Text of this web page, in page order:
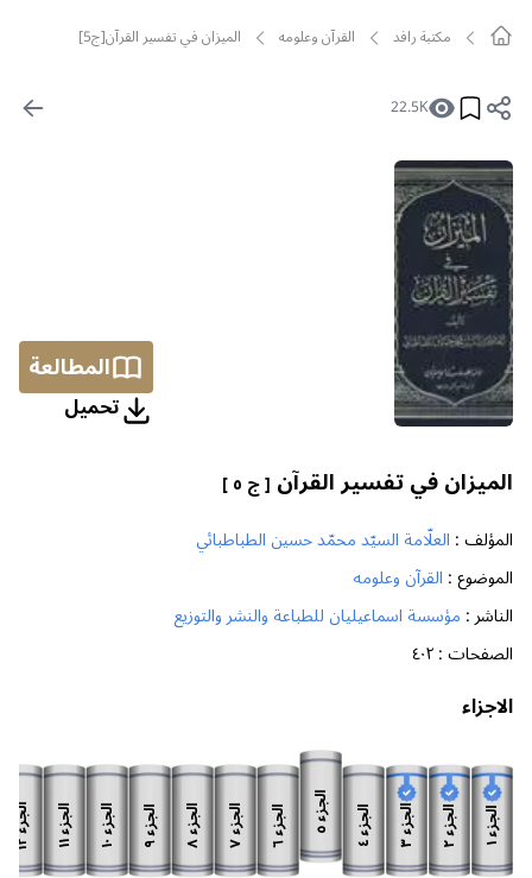
مکتبة رافد القرآن وعلومه الميزان في تفسير القرآن[ج5]
22.5K
المطالعة
تحمیل
الميزان في تفسير القرآن [ ج ٥ ]
المؤلف : العلّامة السيّد محمّد حسين الطباطبائي
الموضوع : القرآن وعلومه
الناشر : مؤسسة اسماعيليان للطباعة والنشر والتوزيع
الصفحات :٤٠٢
الاجزاء
الجزء
١
الجزء
٢
الجزء
٣
الجزء
٤
الجزء
٥ الجزء
٦
الجزء
٧
الجزء
٨
الجزء
٩
الجزء
١٠
الجزء
١١
الجزء
١٢